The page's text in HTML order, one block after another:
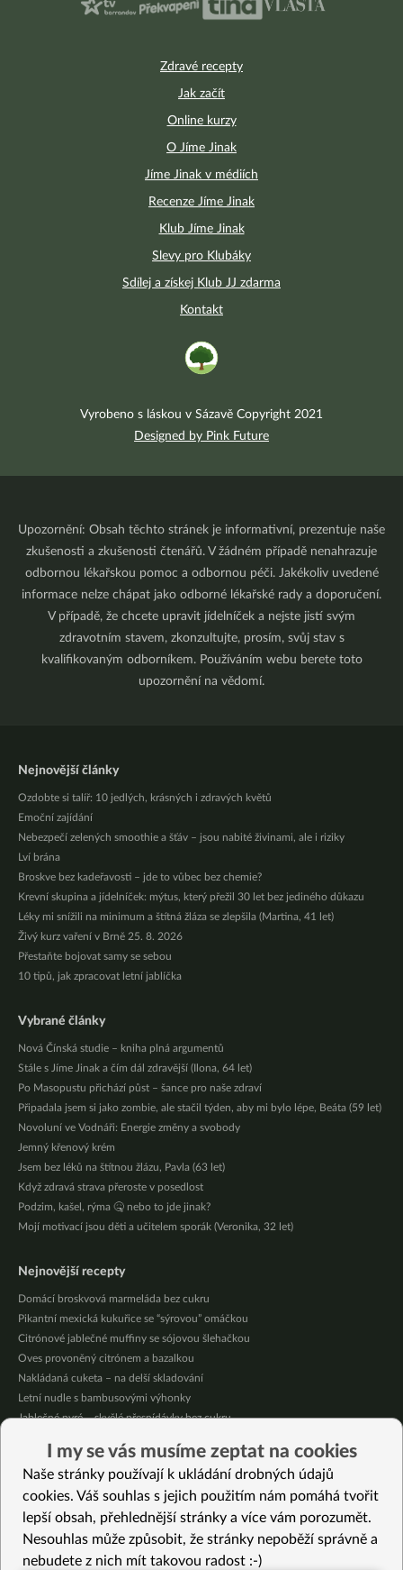
Zdravé recepty
Jak začít
Online kurzy
O Jíme Jinak
Jíme Jinak v médiích
Recenze Jíme Jinak
Klub Jíme Jinak
Slevy pro Klubáky
Sdílej a získej Klub JJ zdarma
Kontakt
Vyrobeno s láskou v Sázavě Copyright 2021
Designed by Pink Future
Upozornění: Obsah těchto stránek je informativní, prezentuje naše
zkušenosti a zkušenosti čtenářů. V žádném případě nenahrazuje
odbornou lékařskou pomoc a odbornou péči. Jakékoliv uvedené
informace nelze chápat jako odborné lékařské rady a doporučení.
V případě, že chcete upravit jídelníček a nejste jistí svým
zdravotním stavem, zkonzultujte, prosím, svůj stav s
kvalifikovaným odborníkem. Používáním webu berete toto
upozornění na vědomí.
Nejnovější články
Ozdobte si talíř: 10 jedlých, krásných i zdravých květů
Emoční zajídání
Nebezpečí zelených smoothie a šťáv – jsou nabité živinami, ale i riziky
Lví brána
Broskve bez kadeřavosti – jde to vůbec bez chemie?
Krevní skupina a jídelníček: mýtus, který přežil 30 let bez jediného důkazu
Léky mi snížili na minimum a štítná žláza se zlepšila (Martina, 41 let)
Živý kurz vaření v Brně 25. 8. 2026
Přestaňte bojovat samy se sebou
10 tipů, jak zpracovat letní jablíčka
Vybrané články
Nová Čínská studie – kniha plná argumentů
Stále s Jíme Jinak a čím dál zdravější (Ilona, 64 let)
Po Masopustu přichází půst – šance pro naše zdraví
Připadala jsem si jako zombie, ale stačil týden, aby mi bylo lépe, Beáta (59 let)
Novoluní ve Vodnáři: Energie změny a svobody
Jemný křenový krém
Jsem bez léků na štítnou žlázu, Pavla (63 let)
Když zdravá strava přeroste v posedlost
Podzim, kašel, rýma 🤒 nebo to jde jinak?
Mojí motivací jsou děti a učitelem sporák (Veronika, 32 let)
Nejnovější recepty
Domácí broskvová marmeláda bez cukru
Pikantní mexická kukuřice se “sýrovou” omáčkou
Citrónové jablečné muffiny se sójovou šlehačkou
Oves provoněný citrónem a bazalkou
Nakládaná cuketa – na delší skladování
Letní nudle s bambusovými výhonky
Jablečné pyré – skvělé přesnídávky bez cukru
Nakládaná cuketa – kvašáky
Mrkvovo-dýňová krémová polévka
Vybrané recepty
Nepečené cizrnové řezy (bez lepku)
I my se vás musíme zeptat na cookies
Naše stránky používají k ukládání drobných údajů
cookies. Váš souhlas s jejich použitím nám pomáhá tvořit
lepší obsah, přehlednější stránky a více vám porozumět.
Nesouhlas může způsobit, že stránky nepoběží správně a
nebudete z nich mít takovou radost :-)